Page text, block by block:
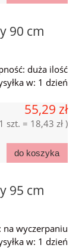
90 cm
duża ilość
w: 1 dzień
55,29 zł
szt. = 18,43 zł )
do koszyka
95 cm
na wyczerpaniu
w: 1 dzień